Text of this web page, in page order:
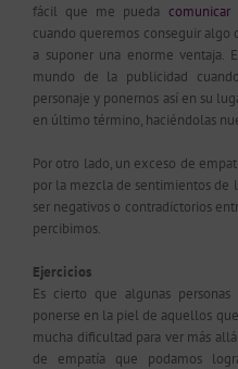
fácil que me pueda comunicar
cuando queremos conseguir algo
a suponer una enorme ventaja.
mundo de la publicidad
personaje y ponernos así en su
en último término, haciéndolas
Por otro lado, un exceso de
por la mezcla de sentimientos de
ser negativos o contradictorios
percibimos.
Ejercicios
Es cierto que algunas
ponerse en la piel de aquellos
mucha dificultad para ver más
de empatía que podamos